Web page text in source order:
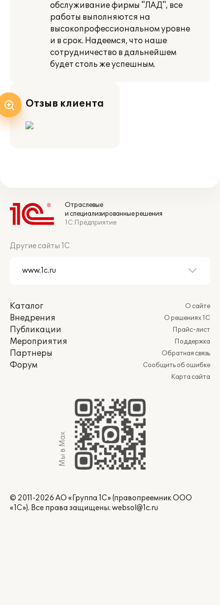
обслуживание фирмы "ЛАД", все
работы выполняются на
высокопрофессиональном уровне
и в срок. Надеемся, что наше
сотрудничество в дальнейшем
будет столь же успешным.
Отзыв клиента
Отраслевые
и специализированные решения
1С:Предприятие
Другие сайты 1С
Каталог
Внедрения
Публикации
Мероприятия
Партнеры
Форум
О сайте
О решениях 1С
Прайс-лист
Поддержка
Обратная связь
Сообщить об ошибке
Карта сайта
Мы в Max
© 2011-2026 АО «Группа 1С» (правопреемник ООО
«1С»). Все права защищены. websol@1c.ru